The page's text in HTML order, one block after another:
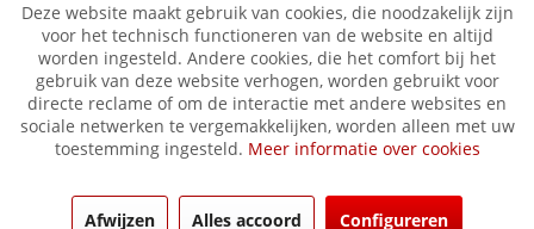
Deze website maakt gebruik van cookies, die noodzakelijk zijn
voor het technisch functioneren van de website en altijd
worden ingesteld. Andere cookies, die het comfort bij het
gebruik van deze website verhogen, worden gebruikt voor
directe reclame of om de interactie met andere websites en
sociale netwerken te vergemakkelijken, worden alleen met uw
toestemming ingesteld. Meer informatie over cookies
Afwijzen Alles accoord Configureren